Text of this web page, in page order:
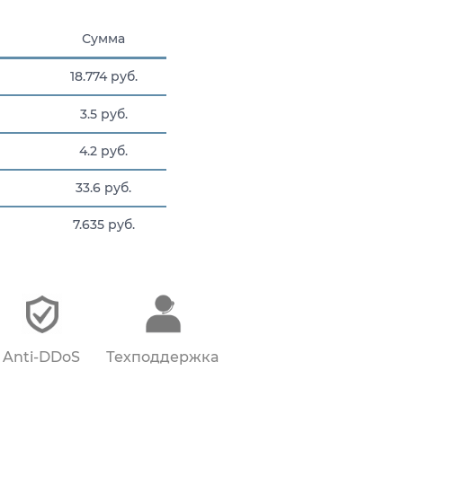
Сумма
18.774 руб.
3.5 руб.
4.2 руб.
33.6 руб.
7.635 руб.
Anti-DDoS Техподдержка